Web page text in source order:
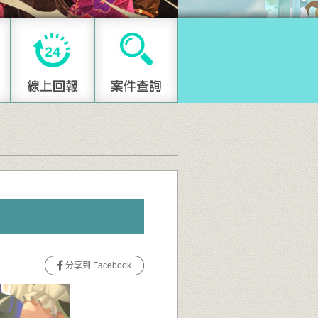
分享到 Facebook